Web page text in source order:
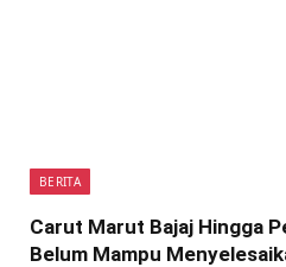
BERITA
Carut Marut Bajaj Hingga
Belum Mampu